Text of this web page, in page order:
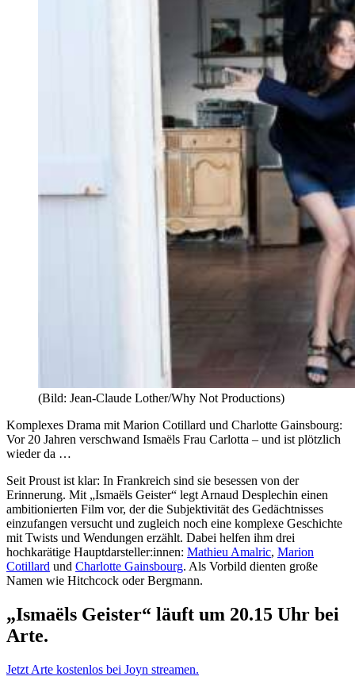
(Bild: Jean-Claude Lother/Why Not Productions)
Komplexes Drama mit Marion Cotillard und Charlotte Gainsbourg:
Vor 20 Jahren verschwand Ismaëls Frau Carlotta – und ist plötzlich
wieder da …
Seit Proust ist klar: In Frankreich sind sie besessen von der
Erinnerung. Mit „Ismaëls Geister“ legt Arnaud Desplechin einen
ambitionierten Film vor, der die Subjektivität des Gedächtnisses
einzufangen versucht und zugleich noch eine komplexe Geschichte
mit Twists und Wendungen erzählt. Dabei helfen ihm drei
hochkarätige Hauptdarsteller:innen: Mathieu Amalric, Marion
Cotillard und Charlotte Gainsbourg. Als Vorbild dienten große
Namen wie Hitchcock oder Bergmann.
„Ismaëls Geister“ läuft um 20.15 Uhr bei
Arte.
Jetzt Arte kostenlos bei Joyn streamen.